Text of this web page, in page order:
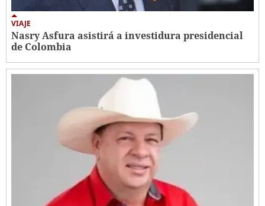
VIAJE
Nasry Asfura asistirá a investidura presidencial
de Colombia